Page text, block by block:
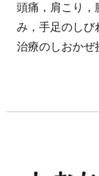
頭痛，肩こり，
み，手足のしび
治療のしおかぜ